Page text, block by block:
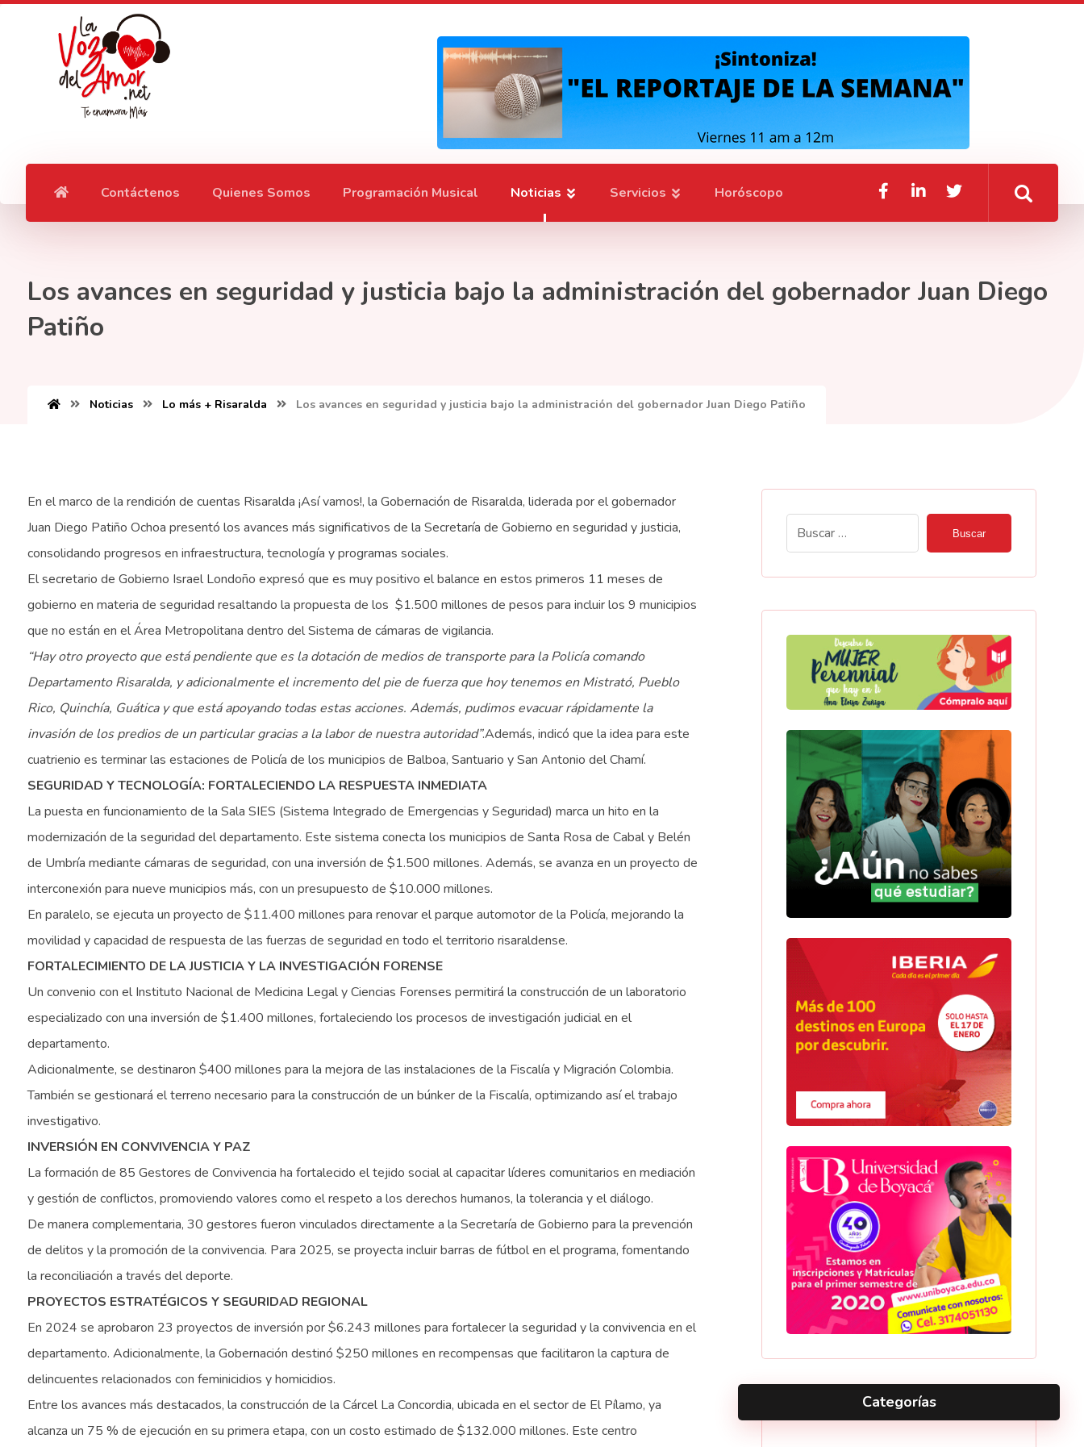
Contáctenos Quienes Somos Programación Musical Noticias Servicios Horóscopo
Los avances en seguridad y justicia bajo la administración del gobernador Juan Diego
Patiño
Noticias Lo más + Risaralda Los avances en seguridad y justicia bajo la administración del gobernador Juan Diego Patiño
En el marco de la rendición de cuentas Risaralda ¡Así vamos!, la Gobernación de Risaralda, liderada por el gobernador
Juan Diego Patiño Ochoa presentó los avances más significativos de la Secretaría de Gobierno en seguridad y justicia,
consolidando progresos en infraestructura, tecnología y programas sociales.
El secretario de Gobierno Israel Londoño expresó que es muy positivo el balance en estos primeros 11 meses de
gobierno en materia de seguridad resaltando la propuesta de los $1.500 millones de pesos para incluir los 9 municipios
que no están en el Área Metropolitana dentro del Sistema de cámaras de vigilancia.
“Hay otro proyecto que está pendiente que es la dotación de medios de transporte para la Policía comando
Departamento Risaralda, y adicionalmente el incremento del pie de fuerza que hoy tenemos en Mistrató, Pueblo
Rico, Quinchía, Guática y que está apoyando todas estas acciones. Además, pudimos evacuar rápidamente la
invasión de los predios de un particular gracias a la labor de nuestra autoridad”.Además, indicó que la idea para este
cuatrienio es terminar las estaciones de Policía de los municipios de Balboa, Santuario y San Antonio del Chamí.
SEGURIDAD Y TECNOLOGÍA: FORTALECIENDO LA RESPUESTA INMEDIATA
La puesta en funcionamiento de la Sala SIES (Sistema Integrado de Emergencias y Seguridad) marca un hito en la
modernización de la seguridad del departamento. Este sistema conecta los municipios de Santa Rosa de Cabal y Belén
de Umbría mediante cámaras de seguridad, con una inversión de $1.500 millones. Además, se avanza en un proyecto de
interconexión para nueve municipios más, con un presupuesto de $10.000 millones.
En paralelo, se ejecuta un proyecto de $11.400 millones para renovar el parque automotor de la Policía, mejorando la
movilidad y capacidad de respuesta de las fuerzas de seguridad en todo el territorio risaraldense.
FORTALECIMIENTO DE LA JUSTICIA Y LA INVESTIGACIÓN FORENSE
Un convenio con el Instituto Nacional de Medicina Legal y Ciencias Forenses permitirá la construcción de un laboratorio
especializado con una inversión de $1.400 millones, fortaleciendo los procesos de investigación judicial en el
departamento.
Adicionalmente, se destinaron $400 millones para la mejora de las instalaciones de la Fiscalía y Migración Colombia.
También se gestionará el terreno necesario para la construcción de un búnker de la Fiscalía, optimizando así el trabajo
investigativo.
INVERSIÓN EN CONVIVENCIA Y PAZ
La formación de 85 Gestores de Convivencia ha fortalecido el tejido social al capacitar líderes comunitarios en mediación
y gestión de conflictos, promoviendo valores como el respeto a los derechos humanos, la tolerancia y el diálogo.
De manera complementaria, 30 gestores fueron vinculados directamente a la Secretaría de Gobierno para la prevención
de delitos y la promoción de la convivencia. Para 2025, se proyecta incluir barras de fútbol en el programa, fomentando
la reconciliación a través del deporte.
PROYECTOS ESTRATÉGICOS Y SEGURIDAD REGIONAL
En 2024 se aprobaron 23 proyectos de inversión por $6.243 millones para fortalecer la seguridad y la convivencia en el
departamento. Adicionalmente, la Gobernación destinó $250 millones en recompensas que facilitaron la captura de
delincuentes relacionados con feminicidios y homicidios.
Entre los avances más destacados, la construcción de la Cárcel La Concordia, ubicada en el sector de El Pílamo, ya
alcanza un 75 % de ejecución en su primera etapa, con un costo estimado de $132.000 millones. Este centro
Buscar
Categorías